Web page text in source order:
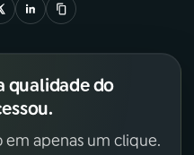
qualidade do
em apenas um clique.